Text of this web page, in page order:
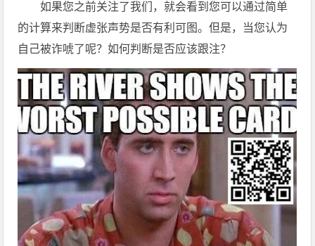
如果您之前关注了我们，就会看到您可以通过简单
的计算来判断虚张声势是否有利可图。但是，当您认为
自己被诈唬了呢？如何判断是否应该跟注？